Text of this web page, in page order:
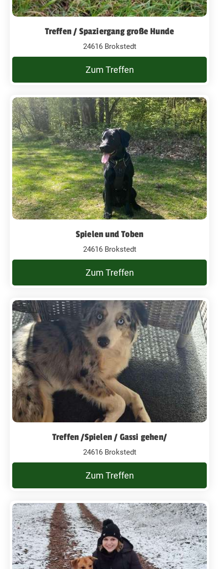
Treffen / Spaziergang große Hunde
24616 Brokstedt
Zum Treffen
Spielen und Toben
24616 Brokstedt
Zum Treffen
Treffen /Spielen / Gassi gehen/
24616 Brokstedt
Zum Treffen